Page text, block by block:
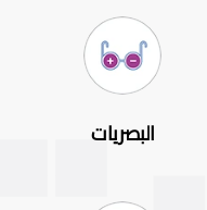
البصريات